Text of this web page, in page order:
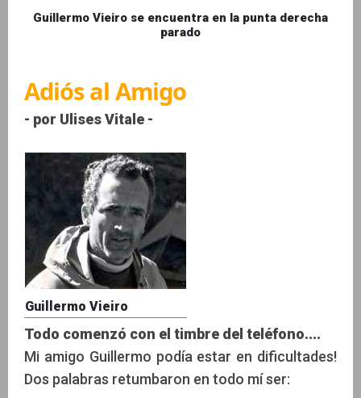
Guillermo Vieiro se encuentra en la punta derecha
parado
Adiós al Amigo
- por Ulises Vitale -
Guillermo Vieiro
Todo comenzó con el timbre del teléfono....
Mi amigo Guillermo podía estar en dificultades!
Dos palabras retumbaron en todo mí ser: